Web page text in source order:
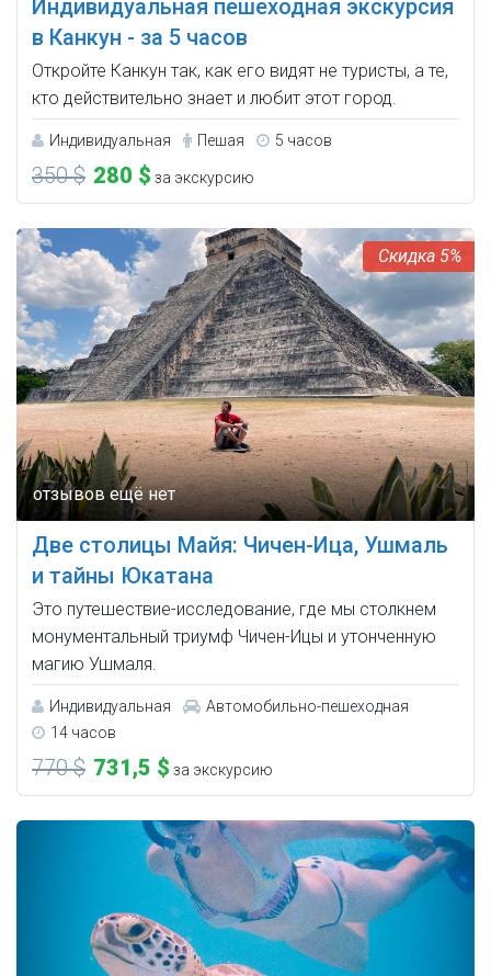
Индивидуальная пешеходная экскурсия
в Канкун - за 5 часов
Откройте Канкун так, как его видят не туристы, а те,
кто действительно знает и любит этот город.
Индивидуальная Пешая 5 часов
350 $ 280 $ за экскурсию
5%
Две столицы Майя: Чичен-Ица, Ушмаль
и тайны Юкатана
Это путешествие-исследование, где мы столкнем
монументальный триумф Чичен-Ицы и утонченную
магию Ушмаля.
Индивидуальная
Автомобильно-пешеходная
14 часов
770 $ 731,5 $ за экскурсию